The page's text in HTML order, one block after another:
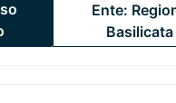
Ente:
Basilicata